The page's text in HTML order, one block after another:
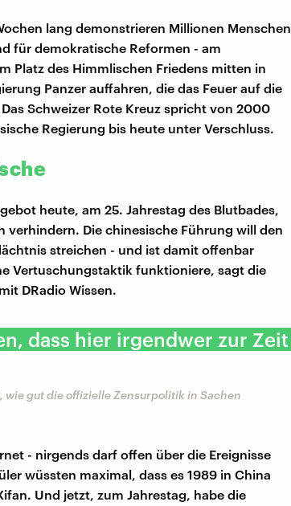
lang demonstrieren Millionen Menschen
für demokratische Reformen - am
Platz des Himmlischen Friedens mitten in
Panzer auffahren, die das Feuer auf die
Schweizer Rote Kreuz spricht von 2000
Regierung bis heute unter Verschluss.
heute, am 25. Jahrestag des Blutbades,
Die chinesische Führung will den
streichen - und ist damit offenbar
Vertuschungstaktik funktioniere, sagt die
DRadio Wissen.
dass hier irgendwer zur Zeit
gut die offizielle Zensurpolitik in Sachen
- nirgends darf offen über die Ereignisse
wüssten maximal, dass es 1989 in China
Und jetzt, zum Jahrestag, habe die